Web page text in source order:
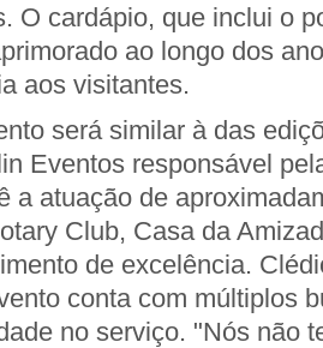
O cardápio, que inclui o
ao longo dos
aos visitantes.
será similar à das
Eventos responsável
a atuação de
Club, Casa da
de excelência.
conta com múltiplos
no serviço. "Nós não